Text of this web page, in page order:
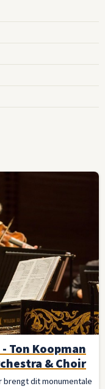
Ton Koopman
& Choir
brengt dit monumentale